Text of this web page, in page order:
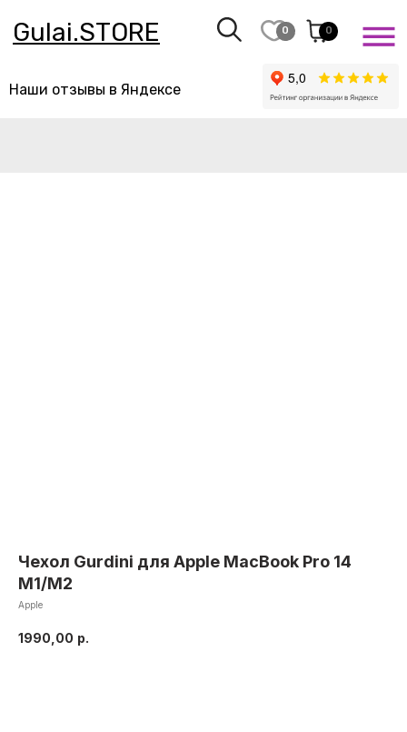
0
Gulai.STORE
Наши отзывы в Яндексе
Чехол Gurdini для Apple MacBook Pro 14
M1/M2
Apple
1990,00 р.